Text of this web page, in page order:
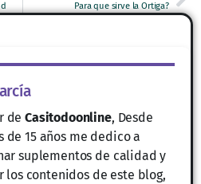
Para que sirve la Ortiga?
deCasitodoonline, Desde
de 15 años me dedico a
suplementos de calidad y
los contenidos de este blog,